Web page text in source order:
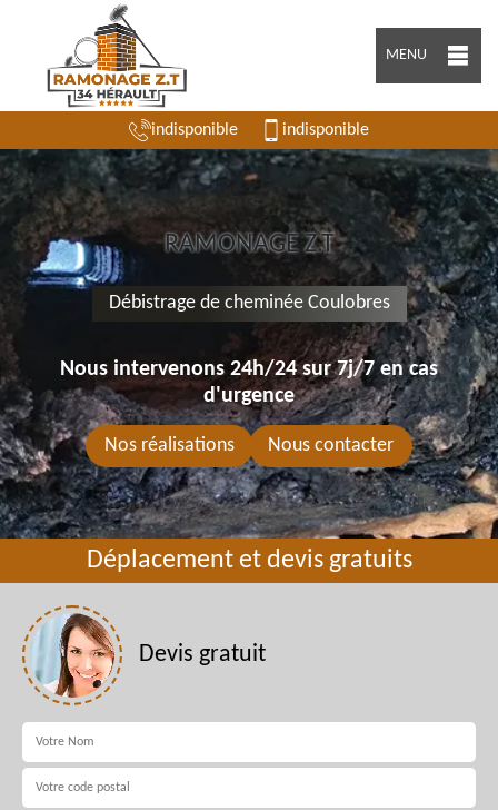
MENU
indisponible indisponible
RAMONAGE Z.T
Débistrage de cheminée Coulobres
Nous intervenons 24h/24 sur 7j/7 en cas
d'urgence
Nos réalisations Nous contacter
Déplacement et devis gratuits
Devis gratuit